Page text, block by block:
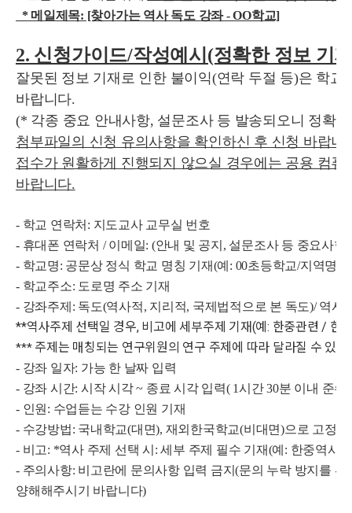
* 메일제목: [찾아가는 역사 독도 강좌 - OO학교]
2. 신청가이드/작성예시(정확한 정보 기
잘못된 정보 기재로 인한 불이익(연락 두절 등)은 학교
바랍니다.
(* 각종 중요 안내사항, 설문조사 등 발송되오니 정확
첨부파일의 신청 유의사항을 확인하신 후 신청 바랍니
접수가 원활하게 진행되지 않으실 경우에는 공용 컴
바랍니다.
- 학교 연락처: 지도교사 교무실 번호
- 휴대폰 연락처 / 이메일: (안내 및 공지, 설문조사 등 중요사
- 학교명: 공문상 정식 학교 명칭 기재(예: 00초등학교/지역명
- 학교주소: 도로명 주소 기재
- 강좌주제: 독도(역사적, 지리적, 국제법적으로 본 독도)/역사(
**역사주제 선택일 경우, 비고에 세부주제 기재(예: 한중관련 / 한
*** 주제는 매칭되는 연구위원의 연구 주제에 따라 달라질 수 있
- 강좌 일자: 가능 한 날짜 입력
- 강좌 시간: 시작 시각 ~ 종료 시각 입력( 1시간 30분 이내 준수)
- 인원: 수업듣는 수강 인원 기재
- 수강방법: 국내학교(대면), 재외한국학교(비대면)으로 고정
- 비고: *역사 주제 선택 시: 세부 주제 필수 기재(예: 한중역사/
- 주의사항: 비고란에 문의사항 입력 금지(문의 누락 방지를
양해해주시기 바랍니다)